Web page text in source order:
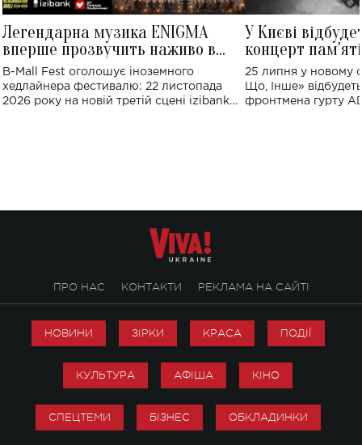
Легендарна музика ENIGMA
вперше прозвучить наживо в
Україні: де відбудеться концерт
B-Mall Fest оголошує іноземного
хедлайнера фестивалю: 22 листопада
2026 року на новій третій сцені izibank
У Києві
концерт
Клименка:
виконають
25 липня у новому
Що, Інше»
фронтмена гурту
ПРО НАС КОНТАКТИ РЕКЛАМА НА САЙТІ
НОВИНИ ЗІРКИ КРАСА ПОДІЇ
КУЛЬТУРА АФІША КІНО
СПЕЦТЕМИ БІЗНЕС ОБКЛАДИНКИ